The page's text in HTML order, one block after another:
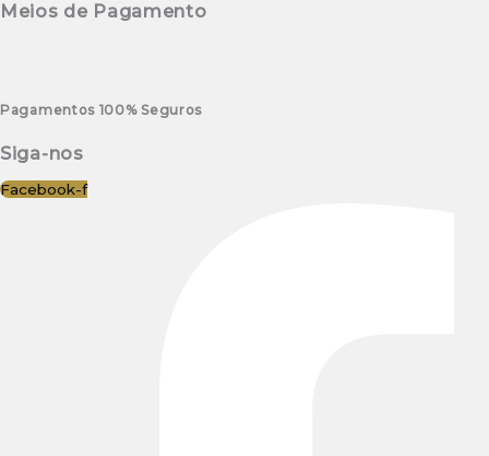
Meios de Pagamento
Pagamentos 100% Seguros
Siga-nos
Facebook-f